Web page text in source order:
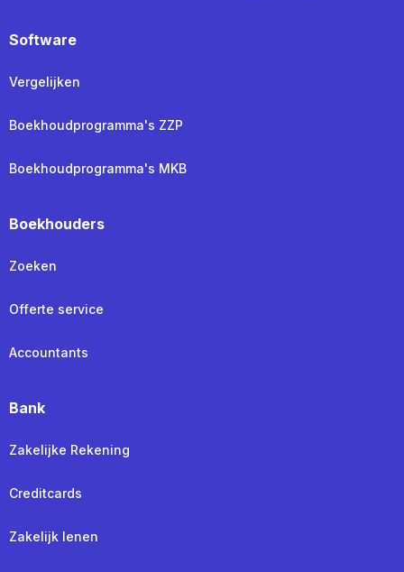
Software
Vergelijken
Boekhoudprogramma's ZZP
Boekhoudprogramma's MKB
Boekhouders
Zoeken
Offerte service
Accountants
Bank
Zakelijke Rekening
Creditcards
Zakelijk lenen